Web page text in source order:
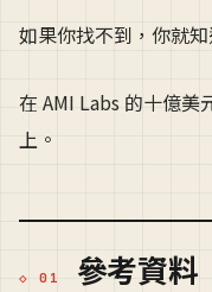
如果你找不到，你就
在 AMI Labs 的十億美
上。
參考資料